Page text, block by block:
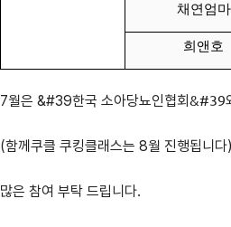
채연엄마
희앤호
7월은 &#39한국 소아당뇨인협회&#39
(함께쿠클 쿠킹클래스는 8월 진행됩니다)
많은 참여 부탁 드립니다.